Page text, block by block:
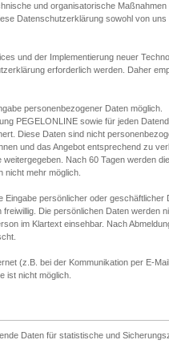
und organisatorische
Datenschutzerklärung sowohl von
und der Implementierung neuer
erforderlich werden. Daher
personenbezogener Daten möglich.
PEGELONLINE sowie für jeden
Diese Daten sind nicht
und das Angebot entsprechend zu
Nach 60 Tagen werden
nicht mehr möglich.
Eingabe persönlicher oder
Die persönlichen Daten werden
im Klartext einsehbar. Nach
(z.B. bei der Kommunikation per E-
ist nicht möglich.
Daten für statistische und